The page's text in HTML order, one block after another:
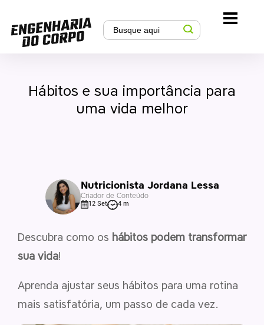
Hábitos e sua importância para
uma vida melhor
Nutricionista Jordana Lessa
Criador de Conteúdo
12 Set 4 m
Descubra como os hábitos podem transformar
sua vida!
Aprenda ajustar seus hábitos para uma rotina
mais satisfatória, um passo de cada vez.